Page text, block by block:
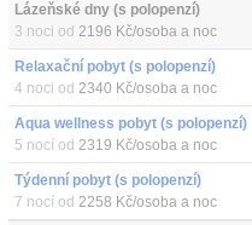
Lázeňské dny (s polopenzí)
3 noci od 2196 Kč/osoba a noc
Relaxační pobyt (s polopenzí)
4 noci od 2340 Kč/osoba a noc
Aqua wellness pobyt (s polopenzí)
5 nocí od 2319 Kč/osoba a noc
Týdenní pobyt (s polopenzí)
7 nocí od 2258 Kč/osoba a noc